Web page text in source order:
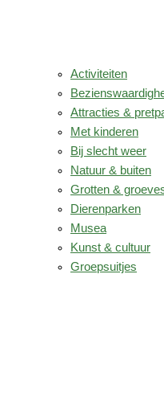
Activiteiten
Attracties &
Met kinderen
Bij slecht weer
Natuur & buiten
Grotten &
Dierenparken
Musea
Kunst & cultuur
Groepsuitjes